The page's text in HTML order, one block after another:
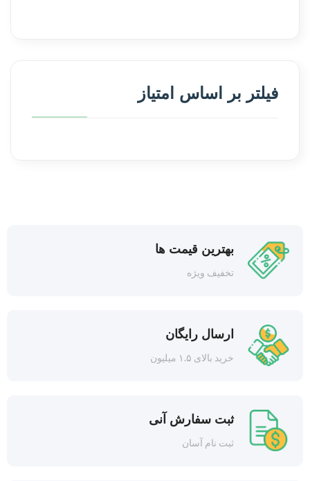
فیلتر بر اساس امتیاز
بهترین قیمت ها
تخفیف ویژه
ارسال رایگان
خرید بالای ۱.۵ میلیون
ثبت سفارش آنی
ثبت نام آسان